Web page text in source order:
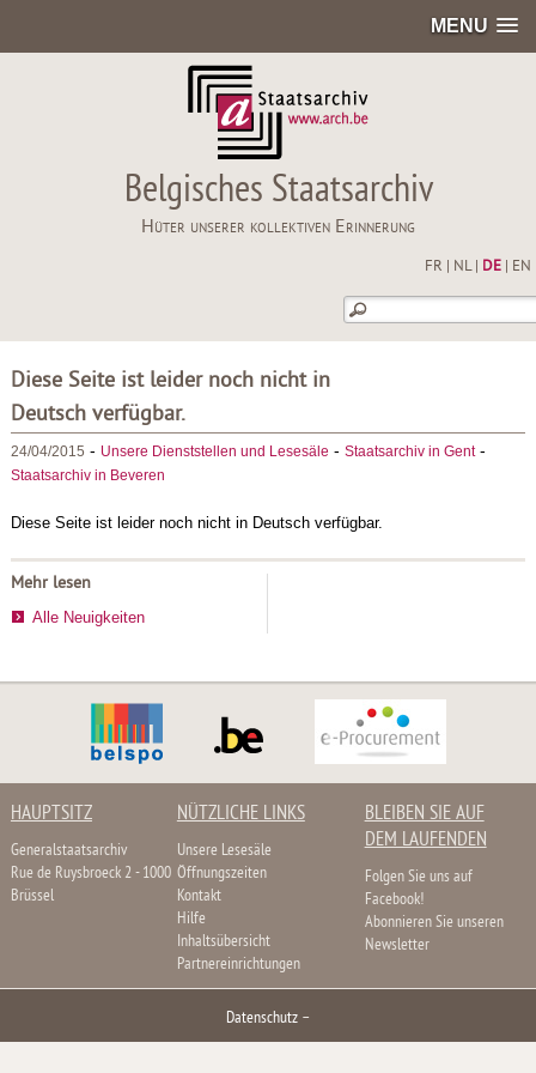
MENU
Belgisches Staatsarchiv
Hüter unserer kollektiven Erinnerung
FR NL| DE| EN
Diese Seite ist leider noch nicht in
Deutsch verfügbar.
24/04/2015 - Unsere Dienststellen und Lesesäle - Staatsarchiv in Gent-
Staatsarchiv in Beveren
Diese Seite ist leider noch nicht in Deutsch verfügbar.
Mehr lesen
Alle Neuigkeiten
HAUPTSITZ
Generalstaatsarchiv
Rue de Ruysbroeck 2 - 1000
Brüssel
NÜTZLICHE LINKS
Unsere Lesesäle
Öffnungszeiten
Kontakt
Hilfe
Inhaltsübersicht
Partnereinrichtungen
BLEIBEN SIE AUF
DEM LAUFENDEN
Folgen Sie uns auf
Facebook!
Abonnieren Sie unseren
Newsletter
Datenschutz –